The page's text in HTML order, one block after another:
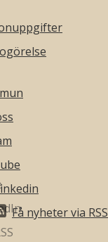
Få nyheter via RSS